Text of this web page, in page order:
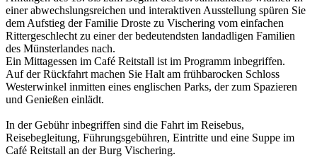
einer abwechslungsreichen und interaktiven Ausstellung spüren Sie
dem Aufstieg der Familie Droste zu Vischering vom einfachen
Rittergeschlecht zu einer der bedeutendsten landadligen Familien
des Münsterlandes nach.
Ein Mittagessen im Café Reitstall ist im Programm inbegriffen.
Auf der Rückfahrt machen Sie Halt am frühbarocken Schloss
Westerwinkel inmitten eines englischen Parks, der zum Spazieren
und Genießen einlädt.
In der Gebühr inbegriffen sind die Fahrt im Reisebus,
Reisebegleitung, Führungsgebühren, Eintritte und eine Suppe im
Café Reitstall an der Burg Vischering.